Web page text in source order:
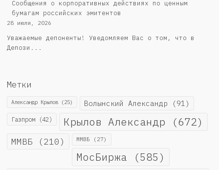
Cообщения о корпоративных действиях по ценным
бумагам российских эмитентов
28 июля, 2026
Уважаемые депоненты! Уведомляем Вас о том, что в
Депози...
Метки
Александр Крылов (25) Волынский Александр (91)
Газпром (42) Крылов Александр (672)
ММВБ (210) ММВБ (27)
МосБиржа (585)